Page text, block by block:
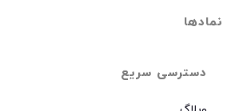
دسترسی سریع
نمادها